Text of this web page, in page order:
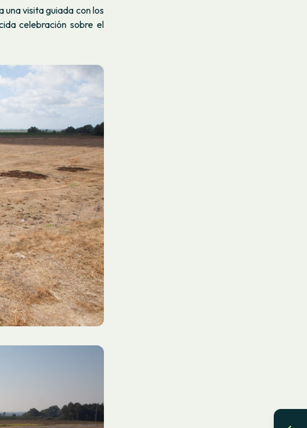
una visita guiada con los
celebración sobre el